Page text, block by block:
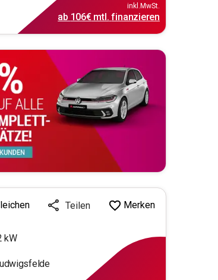
inkl.MwSt.
ab 106€mtl. finanzieren
Teilen Merken
kW